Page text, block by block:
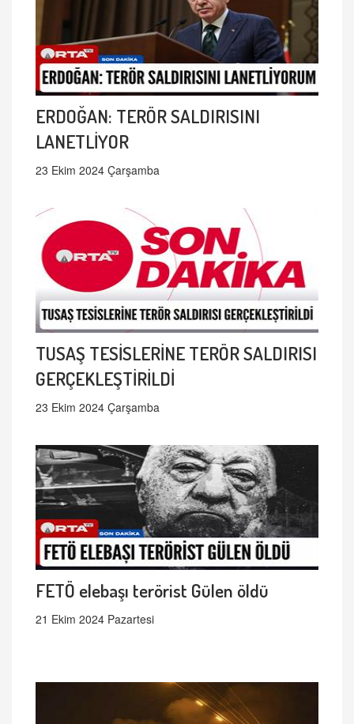
ERDOĞAN: TERÖR SALDIRISINI
LANETLİYOR
23 Ekim 2024 Çarşamba
TUSAŞ TESİSLERİNE TERÖR SALDIRISI
GERÇEKLEŞTİRİLDİ
23 Ekim 2024 Çarşamba
FETÖ elebaşı terörist Gülen öldü
21 Ekim 2024 Pazartesi